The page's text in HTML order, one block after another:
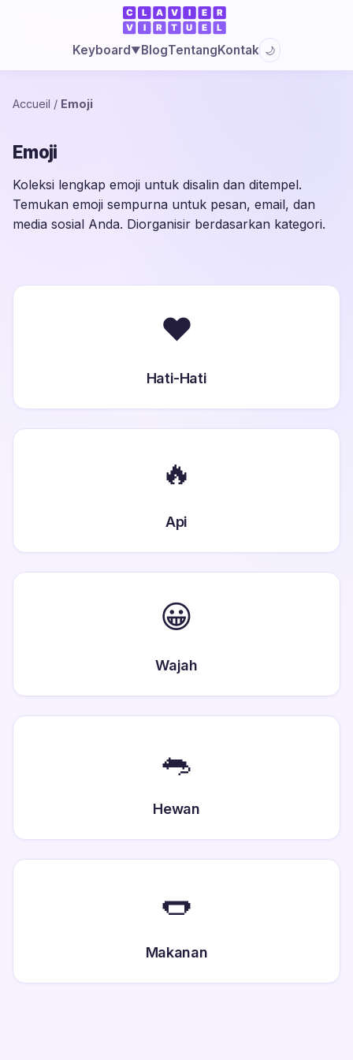
Keyboard▼BlogTentangKontak 🌙
Accueil / Emoji
Emoji
Koleksi lengkap emoji untuk disalin dan ditempel.
Temukan emoji sempurna untuk pesan, email, dan
media sosial Anda. Diorganisir berdasarkan kategori.
❤️
Hati-Hati
🔥
Api
😀
Wajah
🐀
Hewan
🌭
Makanan